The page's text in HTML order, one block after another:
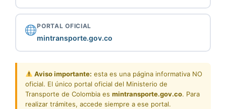
PORTAL OFICIAL
mintransporte.gov.co
Aviso importante: esta es una página informativa NO
oficial. El único portal oficial del Ministerio de
Transporte de Colombia es mintransporte.gov.co. Para
realizar trámites, accede siempre a ese portal.